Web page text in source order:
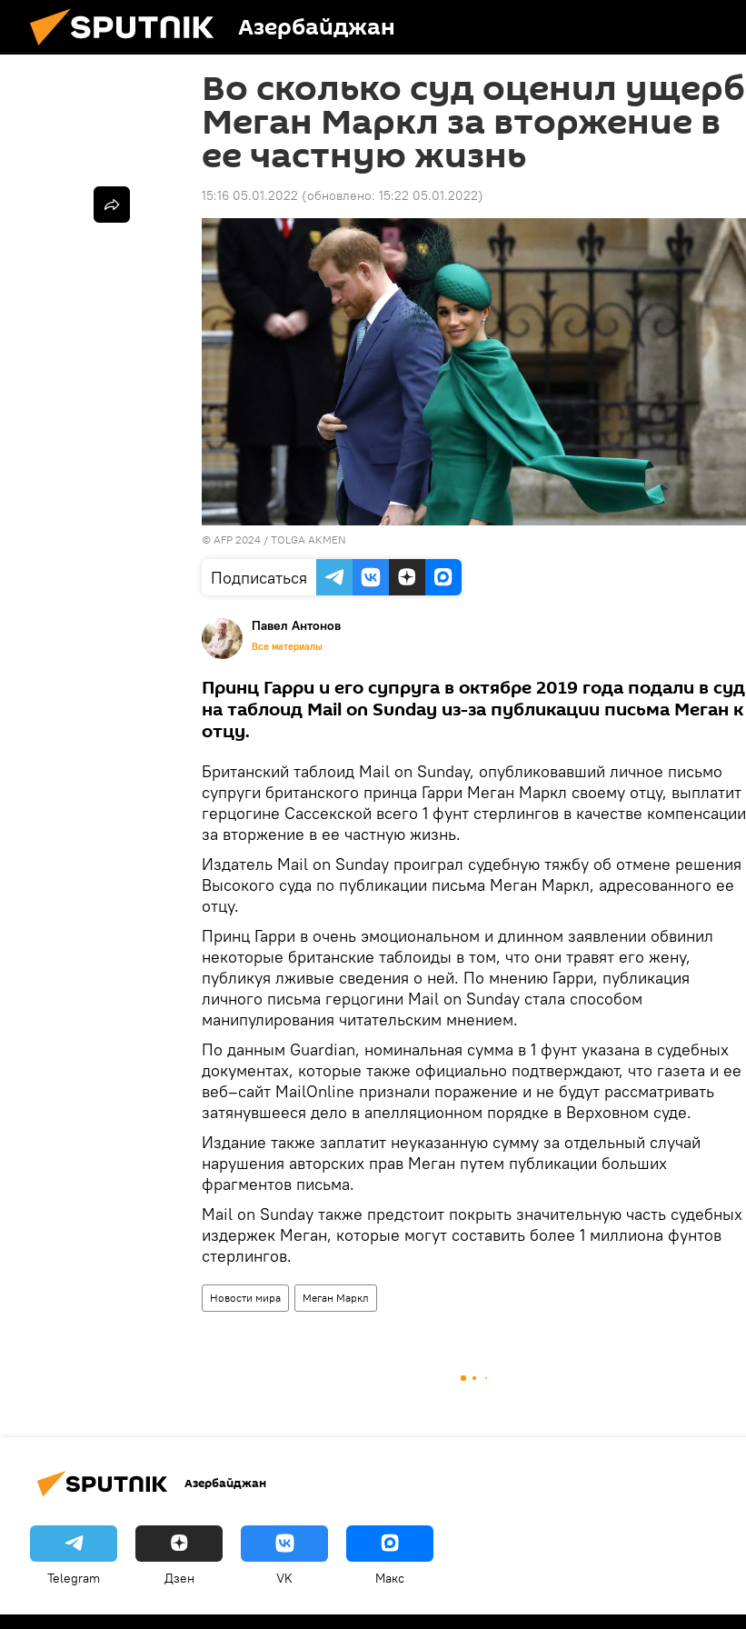
Азербайджан
Во сколько суд оценил ущерб
Меган Маркл за вторжение в
ее частную жизнь
15:16 05.01.2022 (обновлено: 15:22 05.01.2022)
© AFP 2024 / TOLGA AKMEN
Подписаться
Павел Антонов
Все материалы
Принц Гарри и его супруга в октябре 2019 года подали в суд
на таблоид Mail on Sunday из-за публикации письма Меган к
отцу.
Британский таблоид Mail on Sunday, опубликовавший личное письмо
супруги британского принца Гарри Меган Маркл своему отцу, выплатит
герцогине Сассекской всего 1 фунт стерлингов в качестве компенсации
за вторжение в ее частную жизнь.
Издатель Mail on Sunday проиграл судебную тяжбу об отмене решения
Высокого суда по публикации письма Меган Маркл, адресованного ее
отцу.
Принц Гарри в очень эмоциональном и длинном заявлении обвинил
некоторые британские таблоиды в том, что они травят его жену,
публикуя лживые сведения о ней. По мнению Гарри, публикация
личного письма герцогини Mail on Sunday стала способом
манипулирования читательским мнением.
По данным Guardian, номинальная сумма в 1 фунт указана в судебных
документах, которые также официально подтверждают, что газета и ее
веб–сайт MailOnline признали поражение и не будут рассматривать
затянувшееся дело в апелляционном порядке в Верховном суде.
Издание также заплатит неуказанную сумму за отдельный случай
нарушения авторских прав Меган путем публикации больших
фрагментов письма.
Mail on Sunday также предстоит покрыть значительную часть судебных
издержек Меган, которые могут составить более 1 миллиона фунтов
стерлингов.
Новости мира Меган Маркл
Азербайджан
Telegram Дзен VK Макс